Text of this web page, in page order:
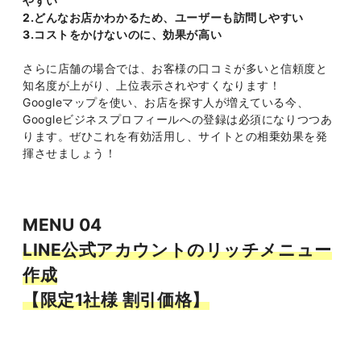
2.どんなお店かわかるため、ユーザーも訪問しやすい
3.コストをかけないのに、効果が高い
さらに店舗の場合では、お客様の口コミが多いと信頼度と
知名度が上がり、上位表示されやすくなります！
Googleマップを使い、お店を探す人が増えている今、
Googleビジネスプロフィールへの登録は必須になりつつあ
ります。ぜひこれを有効活用し、サイトとの相乗効果を発
揮させましょう！
MENU 04
LINE公式アカウントのリッチメニュー
作成
【限定1社様 割引価格】